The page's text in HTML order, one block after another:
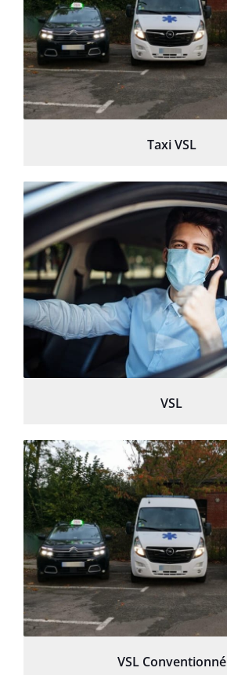
Taxi VSL
VSL
VSL Conventionné